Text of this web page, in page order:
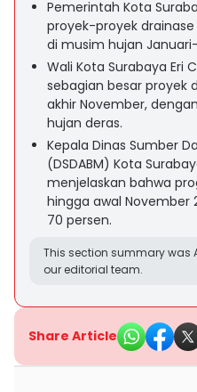
Pemerintah Kota
proyek-proyek
di musim hujan
Wali Kota Surabaya Eri
sebagian besar proyek
akhir November,
hujan deras.
Kepala Dinas Sumber
(DSDABM) Kota
menjelaskan bahwa
hingga awal November
70 persen.
This section summary was
our editorial team.
Share Article